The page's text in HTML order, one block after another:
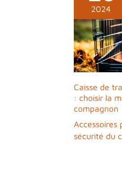
2024
Caisse de
: choisir la
compagnon
Accessoires
sécurité du